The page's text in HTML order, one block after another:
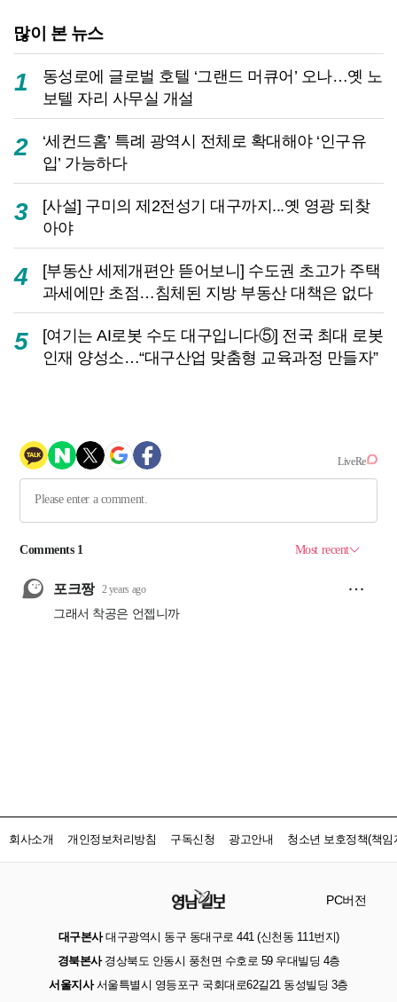
많이 본 뉴스
1
동성로에 글로벌 호텔 ‘그랜드 머큐어’ 오나…옛 노
보텔 자리 사무실 개설
2
‘세컨드홈’ 특례 광역시 전체로 확대해야 ‘인구유
입’ 가능하다
3
[사설] 구미의 제2전성기 대구까지...옛 영광 되찾
아야
4
[부동산 세제개편안 뜯어보니] 수도권 초고가 주택
과세에만 초점…침체된 지방 부동산 대책은 없다
5
[여기는 AI로봇 수도 대구입니다⑤] 전국 최대 로봇
인재 양성소…“대구산업 맞춤형 교육과정 만들자”
회사소개 개인정보처리방침 구독신청 광고안내 청소년 보호정책(책임
PC버전
대구본사대구광역시 동구 동대구로 441 (신천동 111번지)
경북본사경상북도 안동시 풍천면 수호로 59 우대빌딩 4층
서울지사서울특별시 영등포구 국회대로62길21 동성빌딩 3층